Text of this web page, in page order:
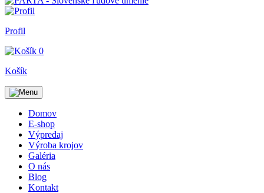
Profil
0
Košík
Domov
E-shop
Výpredaj
Výroba krojov
Galéria
O nás
Blog
Kontakt